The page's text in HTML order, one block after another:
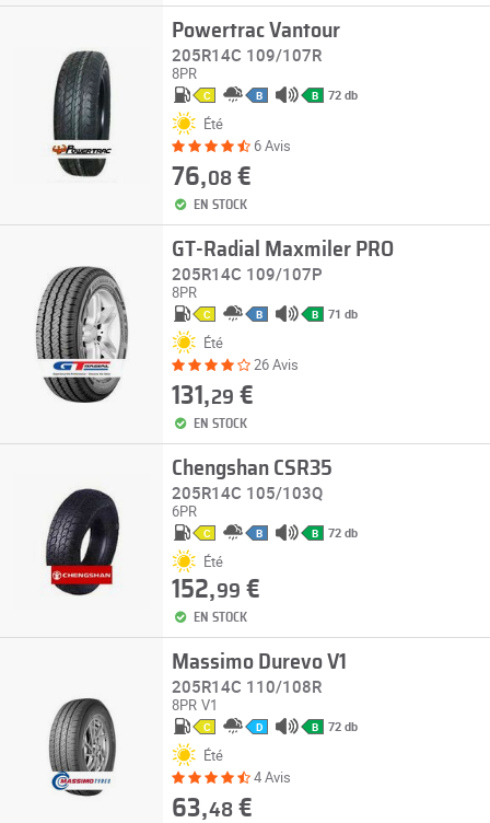
Powertrac Vantour
205R14C 109/107R
8PR
C B B 72 db
Été
6 Avis
76,08€
EN STOCK
GT-Radial Maxmiler PRO
205R14C 109/107P
8PR
C B B 71 db
Été
26 Avis
131,29 €
EN STOCK
Chengshan CSR35
205R14C 105/103Q
6PR
C B B 72 db
Été
152,99 €
EN STOCK
Massimo Durevo V1
205R14C 110/108R
8PR V1
C D B 72 db
Été
4 Avis
63,48€